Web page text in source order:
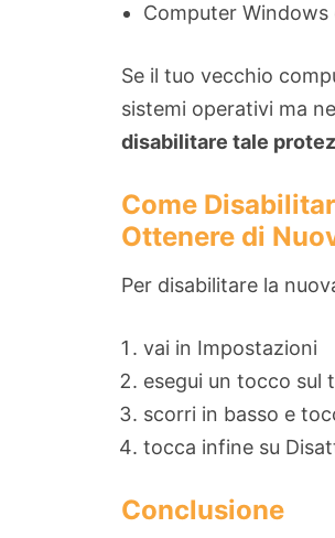
Computer Windows
Se il tuo vecchio
sistemi operativi ma
disabilitare tale
Come
Ottenere di
Per disabilitare la
vai in Impostazioni
esegui un tocco sul
scorri in basso e
tocca infine su
Conclusione